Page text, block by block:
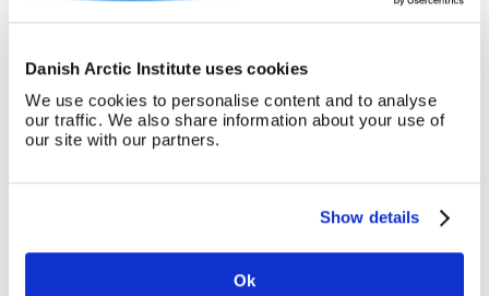
Danish Arctic Institute uses cookies
We use cookies to personalise content and to analyse
our traffic. We also share information about your use of
our site with our partners.
Show details
Ok
1
5
Korrespondance ml. Torben
korrespondance
militærbaser